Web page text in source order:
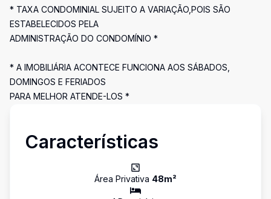
* TAXA CONDOMINIAL SUJEITO A VARIAÇÃO,POIS SÃO
ESTABELECIDOS PELA
ADMINISTRAÇÃO DO CONDOMÍNIO *
* A IMOBILIÁRIA ACONTECE FUNCIONA AOS SÁBADOS,
DOMINGOS E FERIADOS
PARA MELHOR ATENDE-LOS *
Características
Área Privativa 48m²